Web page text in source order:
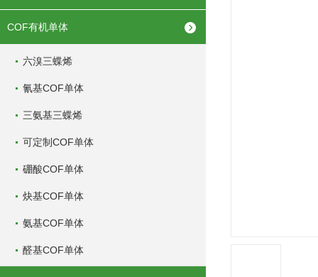
COF有机单体
六溴三蝶烯
氰基COF单体
三氨基三蝶烯
可定制COF单体
硼酸COF单体
炔基COF单体
氨基COF单体
醛基COF单体